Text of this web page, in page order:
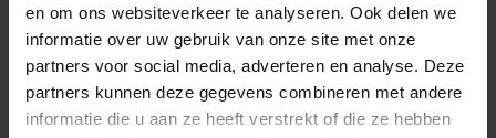
en om ons websiteverkeer te analyseren. Ook delen we
informatie over uw gebruik van onze site met onze
partners voor social media, adverteren en analyse. Deze
partners kunnen deze gegevens combineren met andere
informatie die u aan ze heeft verstrekt of die ze hebben